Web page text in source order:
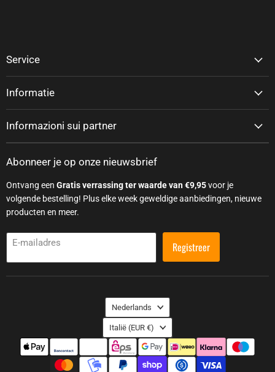
Service
Informatie
Informazioni sui partner
Abonneer je op onze nieuwsbrief
Ontvang een Gratis verrassing ter waarde van €9,95voor je
volgende bestelling! Plus elke week geweldige aanbiedingen, nieuwe
producten en meer.
E-mailadres Registreer
Taal
Nederlands
Land
Italië (EUR €)